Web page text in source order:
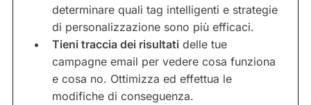
determinare quali tag intelligenti e strategie
di personalizzazione sono più efficaci.
Tieni traccia dei risultati delle tue
campagne email per vedere cosa funziona
e cosa no. Ottimizza ed effettua le
modifiche di conseguenza.